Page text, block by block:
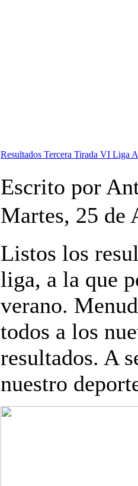
Resultados Tercera Tirada VI Liga
Escrito por
Martes, 25 de
Listos los
liga, a la que
verano.
todos a los
resultados. A
nuestro